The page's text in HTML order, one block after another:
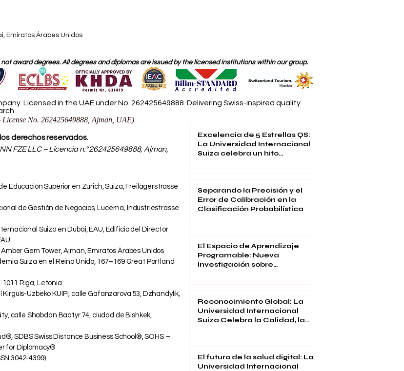
Emiratos Árabes Unidos
award degrees. All degrees and diplomas are issued by the licensed institutions within our group.
Licensed in the UAE under No. 262425649888. Delivering Swiss-inspired quality
No. 262425649888, Ajman, UAE)
derechos reservados.
FZE LLC – Licencia n.° 262425649888, Ajman,
Educación Superior en Zurich, Suiza, Freilagerstrasse
de Gestión de Negocios, Lucerna, Industriestrasse
Suizo en Dubái, EAU, Edificio del Director
Gem Tower, Ajman, Emiratos Árabes Unidos
Suiza en el Reino Unido, 167–169 Great Portland
1011 Riga, Letonia
Uzbeko KUIPI, calle Gafanzarova 53, Dzhandylik,
calle Shabdan Baatyr 74, ciudad de Bishkek,
SDBS Swiss Distance Business School®, SOHS –
for Diplomacy®
3042-4399)
Excelencia de 5 Estrellas QS:
La Universidad Internacional
Suiza celebra un hito
Separando la Precisión y el
Error de Calibración en la
Clasificación Probabilística
El Espacio de Aprendizaje
Programable: Nueva
Investigación sobre
Reconocimiento Global: La
Universidad Internacional
Suiza Celebra la Calidad, la
El futuro de la salud digital: La
Universidad Internacional